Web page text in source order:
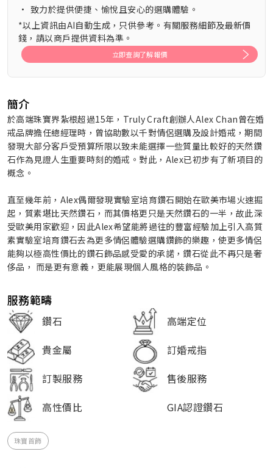
• 致力於提供便捷、愉悅且安心的選購體驗。
*以上資訊由AI自動生成，只供參考。有關服務細節及最新價
錢，請以商戶提供資料為準。
立即查詢了解報價
簡介
於高端珠寶界紮根超過15年，Truly Craft創辦人Alex Chan曾在婚
戒品牌擔任總經理時，曾協助數以千對情侶選購及設計婚戒，期間
發現大部分客戶受預算所限以致未能選擇一些質量比較好的天然鑽
石作為見證人生重要時刻的婚戒。對此，Alex已初步有了新項目的
概念。
直至幾年前，Alex偶爾發現實驗室培育鑽石開始在歐美市場火速掘
起，質素堪比天然鑽石，而其價格更只是天然鑽石的一半，故此深
受歐美用家歡迎，因此Alex希望能將過往的豐富經驗加上引入高質
素實驗室培育鑽石去為更多情侶體驗選購鑽飾的樂趣，使更多情侶
能夠以極高性價比的鑽石飾品感受愛的承諾，鑽石從此不再只是奢
侈品， 而是更有意義，更能展現個人風格的裝飾品。
服務範疇
鑽石
高端定位
貴金屬
訂婚戒指
訂製服務
售後服務
高性價比
GIA認證鑽石
珠寶首飾